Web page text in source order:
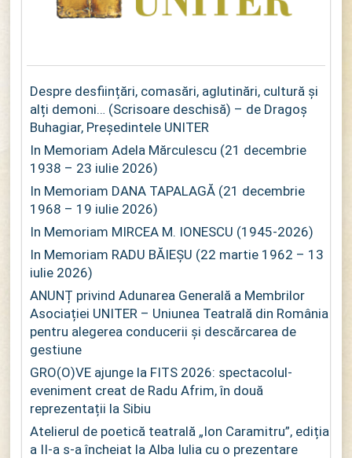
Despre desființări, comasări, aglutinări, cultură și
alți demoni… (Scrisoare deschisă) – de Dragoș
Buhagiar, Președintele UNITER
In Memoriam Adela Mărculescu (21 decembrie
1938 – 23 iulie 2026)
In Memoriam DANA TAPALAGĂ (21 decembrie
1968 – 19 iulie 2026)
In Memoriam MIRCEA M. IONESCU (1945-2026)
In Memoriam RADU BĂIEȘU (22 martie 1962 – 13
iulie 2026)
ANUNȚ privind Adunarea Generală a Membrilor
Asociației UNITER – Uniunea Teatrală din România
pentru alegerea conducerii și descărcarea de
gestiune
GRO(O)VE ajunge la FITS 2026: spectacolul-
eveniment creat de Radu Afrim, în două
reprezentații la Sibiu
Atelierul de poetică teatrală „Ion Caramitru”, ediția
a II-a s-a încheiat la Alba Iulia cu o prezentare